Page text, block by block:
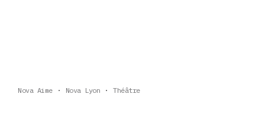
Nova Aime Nova Lyon Théâtre